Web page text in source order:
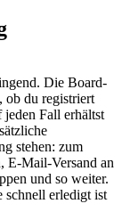
Die Board-
ob du registriert
jeden Fall erhältst
stehen: zum
E-Mail-Versand an
und so weiter.
schnell erledigt ist